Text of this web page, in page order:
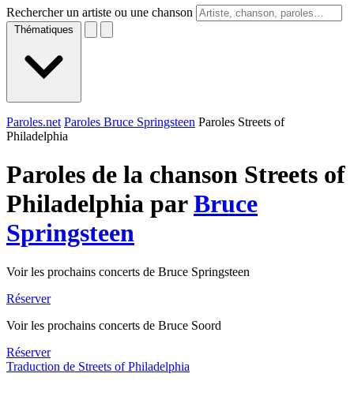
Rechercher un artiste ou une chanson
Thématiques
Paroles.net Paroles Bruce Springsteen Paroles Streets of
Philadelphia
Paroles de la chanson Streets of
Philadelphia parBruce
Springsteen
Voir les prochains concerts de Bruce Springsteen
Réserver
Voir les prochains concerts de Bruce Soord
Réserver
Traduction de Streets of Philadelphia